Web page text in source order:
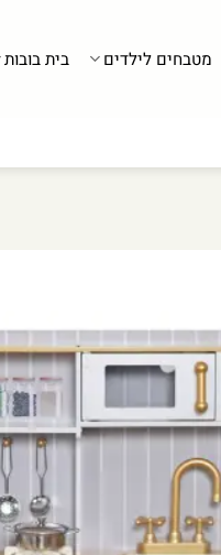
מטבחים לילדים בית בובות